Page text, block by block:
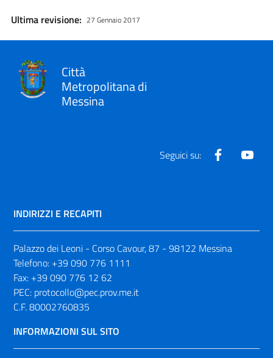
Ultima revisione: 27 Gennaio 2017
Città
Metropolitana di
Messina
Seguici su: Facebook
INDIRIZZI E RECAPITI
Palazzo dei Leoni - Corso Cavour, 87 - 98122 Messina
Telefono: +39 090 776 1111
Fax: +39 090 776 12 62
PEC: protocollo@pec.prov.me.it
C.F. 80002760835
INFORMAZIONI SUL SITO